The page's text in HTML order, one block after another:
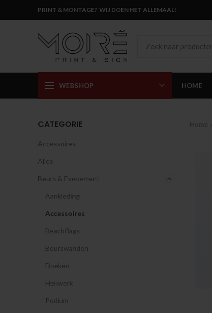
PRINT & MONTAGE? WIJ DOEN HET ALLEMAAL!
WEBSHOP HOME
CATEGORIE
Accessoires
Alles
Beurs & Evenement
Aankleding
Accessoires
Beachflags
Beurswanden
Doeken
Hekwerk
Podium